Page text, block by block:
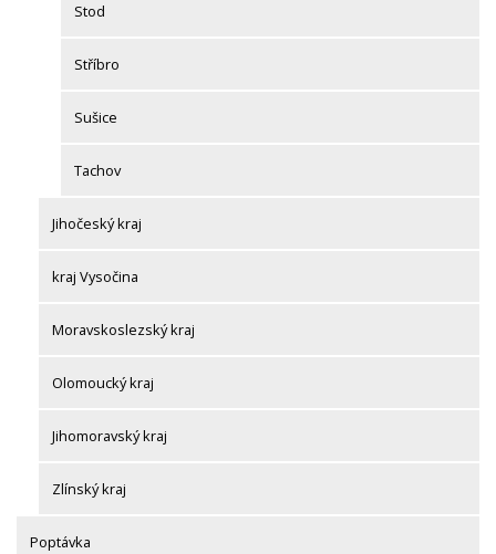
Stod
Stříbro
Sušice
Tachov
Jihočeský kraj
kraj Vysočina
Moravskoslezský kraj
Olomoucký kraj
Jihomoravský kraj
Zlínský kraj
Poptávka